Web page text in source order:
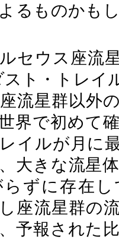
るものかも
セウス座流
ト・トレイ
流星群以外
界で初めて
イルが月に
大きな流星
ずに存在
座流星群の
予報された